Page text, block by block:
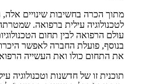
מתוך הכרה בחשיבות שינויים
לטכנולוגיה עילית ברפואה.
עולם הרפואה לבין תחום
בנוסף, פועלת החברה לאפשר
את התחום כולו ואת העשייה
תוכנית זו של חדשנות וטכנולוגיה